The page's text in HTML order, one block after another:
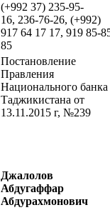
(+992 37) 235-95-
16, 236-76-26, (+992)
917 64 17 17, 919 85-
85
Постановление
Правления
Национального банка
Таджикистана от
13.11.2015 г, №239
Джалолов
Абдугаффар
Абдурахмонович